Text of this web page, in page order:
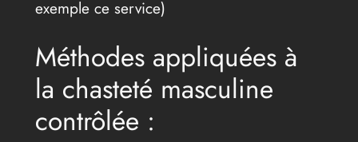
exemple ce service)
Méthodes appliquées à
la chasteté masculine
contrôlée :